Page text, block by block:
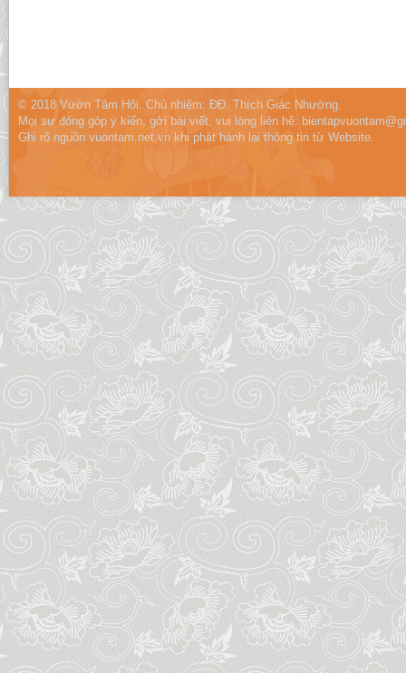
© 2018 Vườn Tâm Hội. Chủ nhiệm: ĐĐ. Thích Giác Nhường.
Mọi sự đóng góp ý kiến, gởi bài viết, vui lòng liên hệ:
Ghi rõ nguồn vuontam.net.vn khi phát hành lại thông tin từ Website.